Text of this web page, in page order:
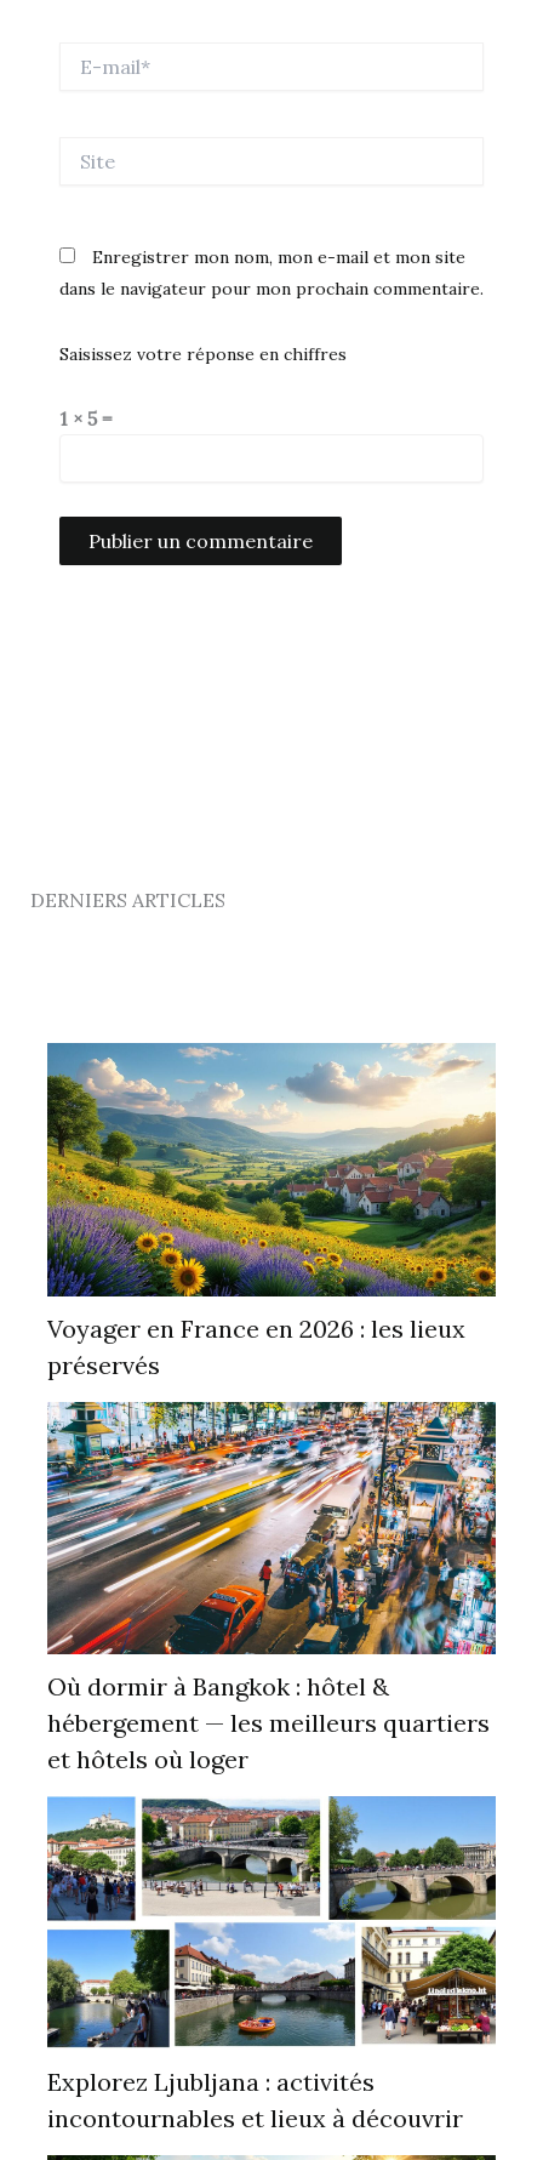
mail*
Enregistrer mon nom, mon e-mail et mon site
dans le navigateur pour mon prochain commentaire.
Saisissez votre réponse en chiffres
1 × 5 =
DERNIERS ARTICLES
Voyager en France en 2026 : les lieux
préservés
Où dormir à Bangkok : hôtel &
hébergement — les meilleurs quartiers
et hôtels où loger
Explorez Ljubljana : activités
incontournables et lieux à découvrir